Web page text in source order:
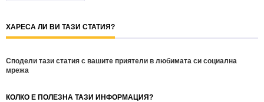
ХАРЕСА ЛИ ВИ ТАЗИ СТАТИЯ?
Сподели тази статия с вашите приятели в любимата си социална
мрежа
КОЛКО Е ПОЛЕЗНА ТАЗИ ИНФОРМАЦИЯ?